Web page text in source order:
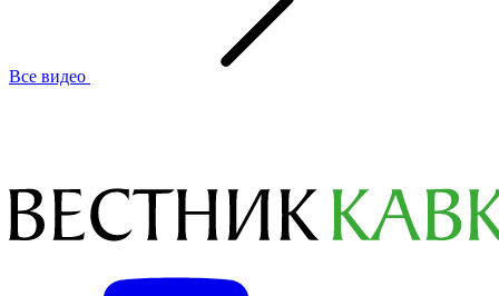
Все видео